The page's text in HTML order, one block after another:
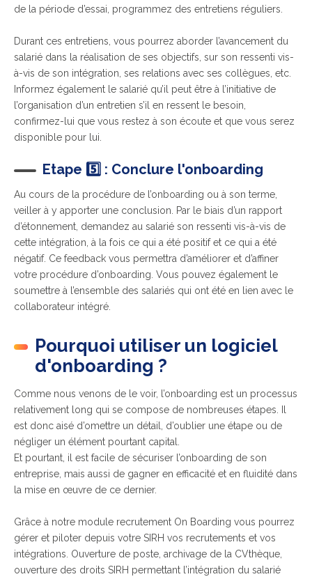
de la période d’essai, programmez des entretiens réguliers.
Durant ces entretiens, vous pourrez aborder l’avancement du
salarié dans la réalisation de ses objectifs , sur son ressenti vis-
à-vis de son intégration, ses relations avec ses collègues, etc.
Informez également le salarié qu’il peut être à l’initiative de
l’organisation d’un entretien s’il en ressent le besoin,
confirmez-lui que vous restez à son écoute et que vous serez
disponible pour lui.
Etape 5️⃣ : Conclure l'onboarding
Au cours de la procédure de l’onboarding ou à son terme,
veiller à y apporter une conclusion.
Par le biais d’un rapport
d’étonnement, demandez au salarié son ressenti vis-à-vis de
cette intégration, à la fois ce qui a été positif et ce qui a été
négatif. Ce feedback vous permettra d’améliorer et d’affiner
votre procédure d’onboarding . Vous pouvez également le
soumettre à l’ensemble des salariés qui ont été en lien avec le
collaborateur intégré.
Pourquoi utiliser un logiciel
d'onboarding ?
Comme nous venons de le voir, l’onboarding est un processus
relativement long qui se compose de nombreuses étapes. Il
est donc aisé d’omettre un détail, d’oublier une étape ou de
négliger un élément pourtant capital.
Et pourtant, il est facile de sécuriser l’onboarding de son
entreprise, mais aussi de gagner en efficacité et en fluidité dans
la mise en œuvre de ce dernier.
Grâce à notre module recrutement On Boarding vous pourrez
gérer et piloter depuis votre SIRH vos recrutements et vos
intégrations. Ouverture de poste, archivage de la CVthèque,
ouverture des droits SIRH permettant l’intégration du salarié